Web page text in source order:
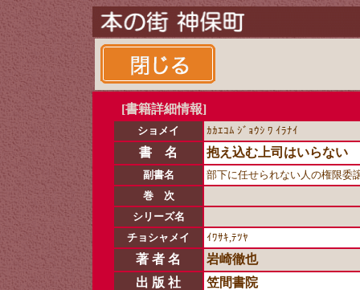
[書籍詳細情報]
ショメイ ｶｶｴｺﾑ ｼﾞｮｳｼ ﾜ ｲﾗﾅｲ
書 名 抱え込む上司はいらない
副書名
部下に任せられない人の権限委
巻 次
シリーズ名
チョシャメイ
ｲﾜｻｷ,ﾃﾂﾔ
著 者 名
岩崎徹也
出 版 社
笠間書院